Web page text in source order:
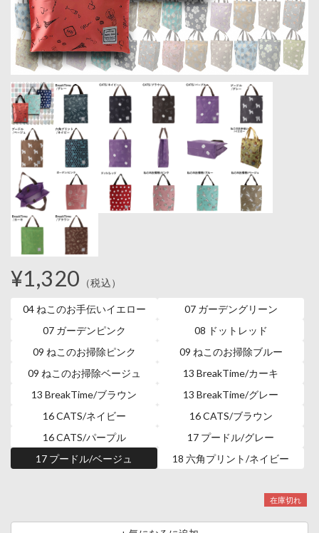
¥1,320 （税込）
04 ねこのお手伝いイエロー
07 ガーデングリーン
07 ガーデンピンク
08 ドットレッド
09 ねこのお掃除ピンク
09 ねこのお掃除ブルー
09 ねこのお掃除ベージュ
13 BreakTime/カーキ
13 BreakTime/ブラウン
13 BreakTime/グレー
16 CATS/ネイビー
16 CATS/ブラウン
16 CATS/パープル
17 プードル/グレー
17 プードル/ベージュ
18 六角プリント/ネイビー
在庫切れ